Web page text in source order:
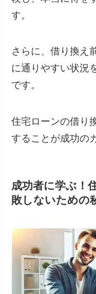
す。
さらに、借り換え
に通りやすい状況
です。
住宅ローンの借り
することが成功の
成功者に学ぶ！
敗しないための